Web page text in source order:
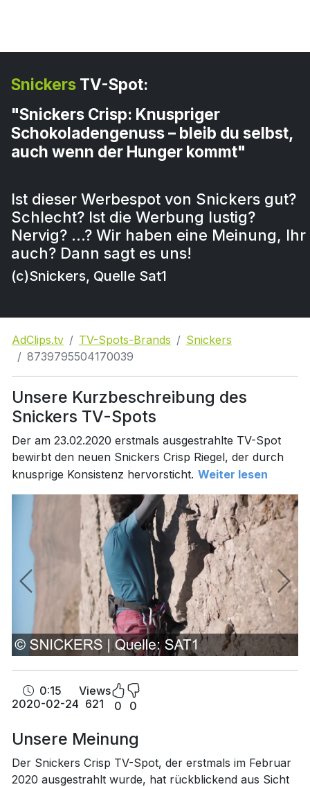
Snickers TV-Spot:
"Snickers Crisp: Knuspriger
Schokoladengenuss – bleib du selbst,
auch wenn der Hunger kommt"
Ist dieser Werbespot von Snickers gut?
Schlecht? Ist die Werbung lustig?
Nervig? …? Wir haben eine Meinung, Ihr
auch? Dann sagt es uns!
(c)Snickers, Quelle Sat1
AdClips.tv TV-Spots-Brands
Snickers
8739795504170039
Unsere Kurzbeschreibung des
Snickers TV-Spots
Der am 23.02.2020 erstmals ausgestrahlte TV-Spot
bewirbt den neuen Snickers Crisp Riegel, der durch
knusprige Konsistenz hervorsticht. Weiter lesen
0:15
2020-02-24
Views
621
0 0
Unsere Meinung
Der Snickers Crisp TV-Spot, der erstmals im Februar
2020 ausgestrahlt wurde, hat rückblickend aus Sicht